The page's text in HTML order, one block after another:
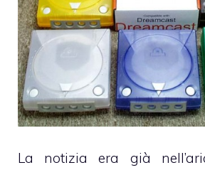
La notizia era già